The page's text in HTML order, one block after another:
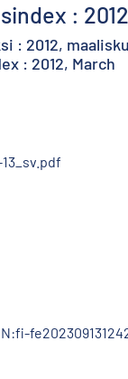
:
: 2012,
: 2012, March